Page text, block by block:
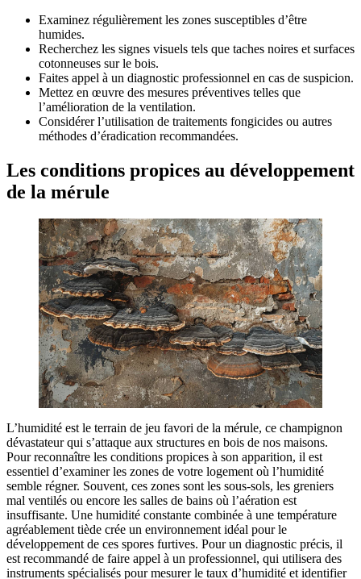
Examinez régulièrement les zones susceptibles d’être
humides.
Recherchez les signes visuels tels que taches noires et surfaces
cotonneuses sur le bois.
Faites appel à un diagnostic professionnel en cas de suspicion.
Mettez en œuvre des mesures préventives telles que
l’amélioration de la ventilation.
Considérer l’utilisation de traitements fongicides ou autres
méthodes d’éradication recommandées.
Les conditions propices au développement
de la mérule
L’humidité est le terrain de jeu favori de la mérule, ce champignon
dévastateur qui s’attaque aux structures en bois de nos maisons.
Pour reconnaître les conditions propices à son apparition, il est
essentiel d’examiner les zones de votre logement où l’humidité
semble régner. Souvent, ces zones sont les sous-sols, les greniers
mal ventilés ou encore les salles de bains où l’aération est
insuffisante. Une humidité constante combinée à une température
agréablement tiède crée un environnement idéal pour le
développement de ces spores furtives. Pour un diagnostic précis, il
est recommandé de faire appel à un professionnel, qui utilisera des
instruments spécialisés pour mesurer le taux d’humidité et identifier